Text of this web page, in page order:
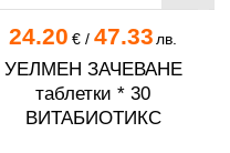
24.20 €/ 47.33 лв.
УЕЛМЕН ЗАЧЕВАНЕ
таблетки * 30
ВИТАБИОТИКС